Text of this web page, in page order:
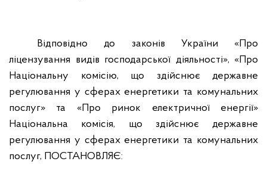
Відповідно до законів України «Про
ліцензування видів господарської діяльності», «Про
Національну комісію, що здійснює державне
регулювання у сферах енергетики та комунальних
послуг» та «Про ринок електричної енергії»
Національна комісія, що здійснює державне
регулювання у сферах енергетики та комунальних
послуг, ПОСТАНОВЛЯЄ: